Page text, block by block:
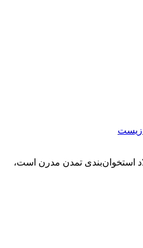
استخوان‌بندی تمدن مدرن است،